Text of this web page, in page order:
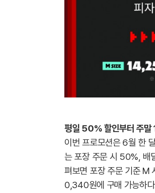
평일 50% 할인부터 주말
이번 프로모션은 6월 한
는 포장 주문 시 50%, 배
펴보면 포장 주문 기준
0,340원에 구매 가능하다